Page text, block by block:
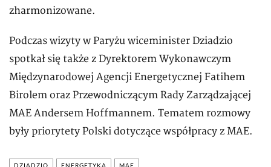
zharmonizowane.
Podczas wizyty w Paryżu wiceminister Dziadzio
spotkał się także z Dyrektorem Wykonawczym
Międzynarodowej Agencji Energetycznej Fatihem
Birolem oraz Przewodniczącym Rady Zarządzającej
MAE Andersem Hoffmannem. Tematem rozmowy
były priorytety Polski dotyczące współpracy z MAE.
DZIADZIO ENERGETYKA MAE